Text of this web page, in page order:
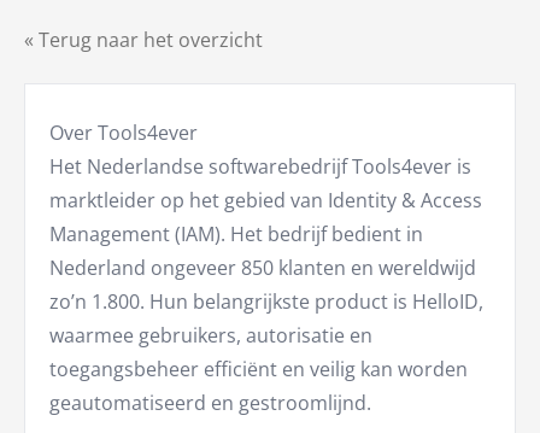
« Terug naar het overzicht
Over Tools4ever
Het Nederlandse softwarebedrijf Tools4ever is
marktleider op het gebied van Identity & Access
Management (IAM). Het bedrijf bedient in
Nederland ongeveer 850 klanten en wereldwijd
zo’n 1.800. Hun belangrijkste product is HelloID,
waarmee gebruikers, autorisatie en
toegangsbeheer efficiënt en veilig kan worden
geautomatiseerd en gestroomlijnd.